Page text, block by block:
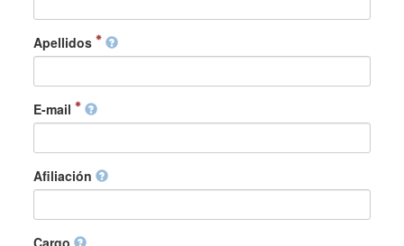
Apellidos
E-mail
Afiliación
Cargo